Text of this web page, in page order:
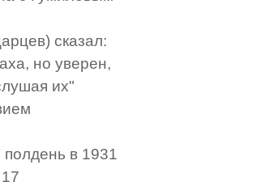
сказал:
но уверен,
их"
в 1931